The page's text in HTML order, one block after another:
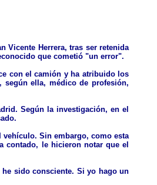
Vicente Herrera, tras ser retenida
que cometió "un error".
con el camión y ha atribuido los
ella, médico de profesión,
Según la investigación, en el
vehículo. Sin embargo, como esta
contado, le hicieron notar que el
sido consciente. Si yo hago un